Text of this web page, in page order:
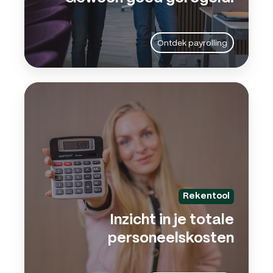
Ontdek payrolling
Rekentool
Inzicht in je totale
personeelskosten